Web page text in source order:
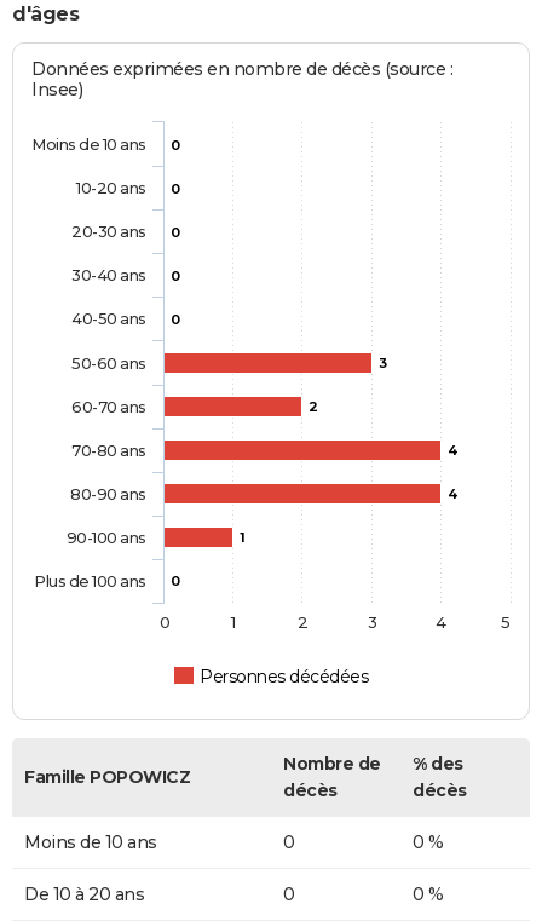
d'âges
Données exprimées en nombre de décès (source :
Insee)
0
0
0
0
0
3
2
4
4
1
0
Personnes décédées
Moins de 10 ans
10-20 ans
20-30 ans
30-40 ans
40-50 ans
50-60 ans
60-70 ans
70-80 ans
80-90 ans
90-100 ans
Plus de 100 ans
0 1 2 3 4 5
Famille POPOWICZ
Nombre de
décès
% des
décès
Moins de 10 ans 0 0 %
De 10 à 20 ans 0 0 %